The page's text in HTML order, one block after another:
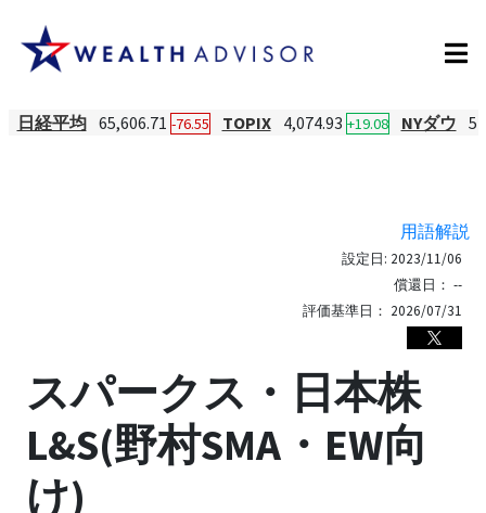
日経平均 65,606.71 -76.55 TOPIX 4,074.93 +19.08 NYダウ
用語解説
設定日: 2023/11/06
償還日： --
評価基準日： 2026/07/31
スパークス・日本株
L&S(野村SMA・EW向
け)